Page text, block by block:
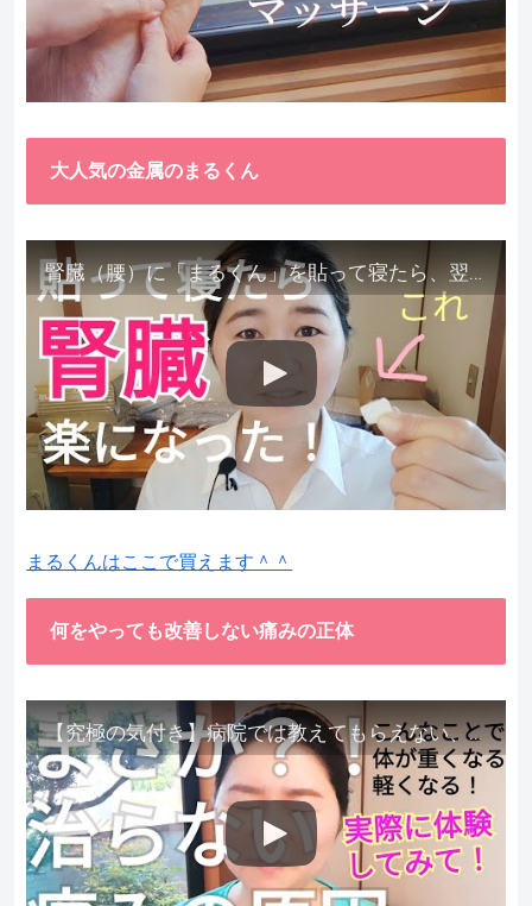
大人気の金属のまるくん
腎臓（腰）に「まるくん」を貼って寝たら、翌朝めちゃ楽でびっくりしました。腎臓叩いても痛くない！【お客様の声を試してみた】
まるくんはここで買えます＾＾
何をやっても改善しない痛みの正体
【究極の気付き】病院では教えてもらえない、その長年悩んできた痛み、症状、どうして治らないのか？痛みの正体、実際に今すぐ試して知ってほしい。